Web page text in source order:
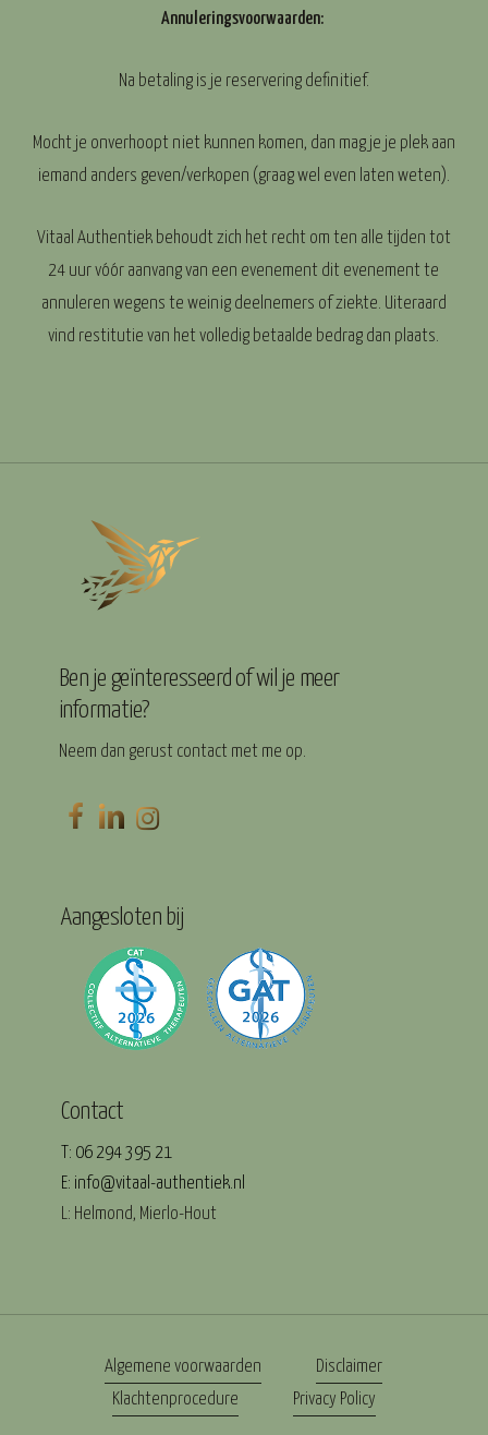
Annuleringsvoorwaarden:
Na betaling is je reservering definitief.
Mocht je onverhoopt niet kunnen komen, dan mag je je plek aan
iemand anders geven/verkopen (graag wel even laten weten).
Vitaal Authentiek behoudt zich het recht om ten alle tijden tot
24 uur vóór aanvang van een evenement dit evenement te
annuleren wegens te weinig deelnemers of ziekte. Uiteraard
vind restitutie van het volledig betaalde bedrag dan plaats.
Ben je geïnteresseerd of wil je meer
informatie?
Neem dan gerust contact met me op.
Aangesloten bij
Contact
T: 06 294 395 21
E: info@vitaal-authentiek.nl
L: Helmond, Mierlo-Hout
Algemene voorwaarden
Disclaimer
Klachtenprocedure
Privacy Policy